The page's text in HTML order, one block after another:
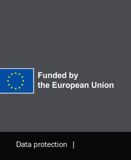
Data protection |